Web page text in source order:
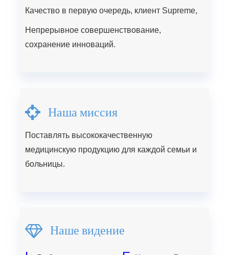
Качество в первую очередь, клиент Supreme,
Непрерывное совершенствование,
сохранение инноваций.
Наша миссия
Поставлять высококачественную
медицинскую продукцию для каждой семьи и
больницы.
Наше видение